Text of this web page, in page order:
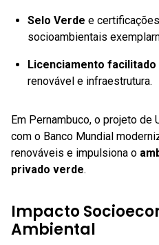
Selo Verde e
socioambientais
Licenciamento facilitado
renovável e infraestrutura.
Em Pernambuco, o projeto de
com o Banco Mundial
renováveis e impulsiona o
privado verde.
Impacto
Ambiental